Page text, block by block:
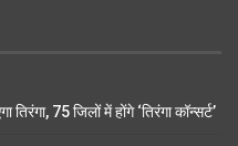
75 जिलों में होंगे ‘तिरंगा कॉन्सर्ट’